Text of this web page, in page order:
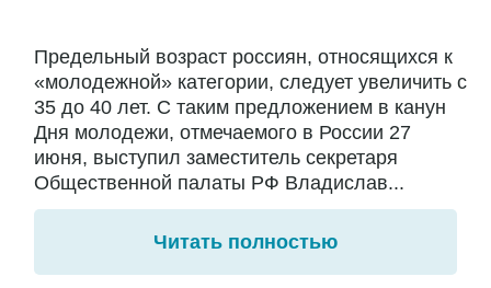
Предельный возраст россиян, относящихся к
«молодежной» категории, следует увеличить с
35 до 40 лет. С таким предложением в канун
Дня молодежи, отмечаемого в России 27
июня, выступил заместитель секретаря
Общественной палаты РФ Владислав...
Читать полностью